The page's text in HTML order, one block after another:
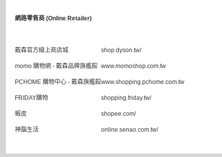
網路零售商 (Online Retailer)
戴森官方線上商店城 shop.dyson.tw/
momo 購物網 - 戴森品牌旗艦館 www.momoshop.com.tw
PCHOME 購物中心 - 戴森旗艦館www.shopping.pchome.com.tw
FRIDAY購物 shopping.friday.tw/
蝦皮 shopee.com/
神腦生活 online.senao.com.tw/